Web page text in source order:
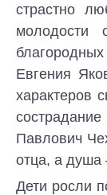
страстно
молодости
Евгения
характеров
Павлович
отца, а душа
Дети росли